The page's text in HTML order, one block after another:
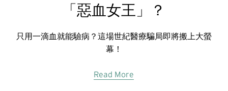
「惡血女王」？
只用一滴血就能驗病？這場世紀醫療騙局即將搬上大螢
幕！
Read More